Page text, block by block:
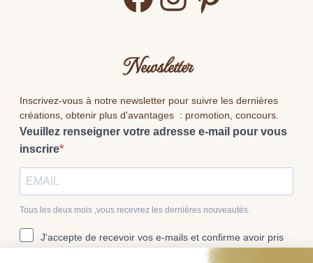
Newsletter
Inscrivez-vous à notre newsletter pour suivre les dernières
créations, obtenir plus d'avantages : promotion, concours.
Veuillez renseigner votre adresse e-mail pour vous
inscrire
Tous les deux mois ,vous recevrez les dernières nouveautés.
J'accepte de recevoir vos e-mails et confirme avoir pris
connaissance de votre politique de confidentialité et